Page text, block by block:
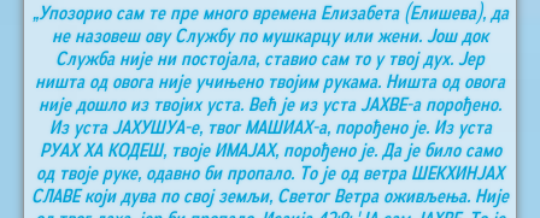
„Упозорио сам те пре много времена Елизабета (Елишева), да
не назовеш ову Службу по мушкарцу или жени. Још док
Служба није ни постојала, ставио сам то у твој дух. Јер
ништа од овога није учињено твојим рукама. Ништа од овога
није дошло из твојих уста. Већ је из уста ЈАХВЕ-а порођено.
Из уста ЈАХУШУА-е, твог МАШИАХ-а, порођено је. Из уста
РУАХ ХА КОДЕШ, твоје ИМАЈАХ, порођено је. Да је било само
од твоје руке, одавно би пропало. То је од ветра ШЕКХИНЈАХ
СЛАВЕ који дува по свој земљи, Светог Ветра оживљења. Није